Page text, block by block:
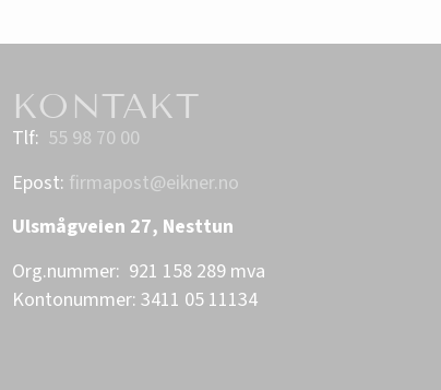
KONTAKT
Tlf: 55 98 70 00
Epost: firmapost@eikner.no
Ulsmågveien 27, Nesttun
Org.nummer: 921 158 289 mva
Kontonummer: 3411 05 11134